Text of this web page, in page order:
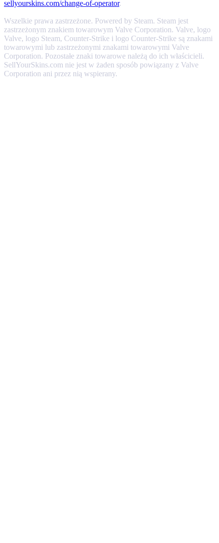
sellyourskins.com/change-of-operator.
Wszelkie prawa zastrzeżone. Powered by Steam. Steam jest
zastrzeżonym znakiem towarowym Valve Corporation. Valve, logo
Valve, logo Steam, Counter-Strike i logo Counter-Strike są znakami
towarowymi lub zastrzeżonymi znakami towarowymi Valve
Corporation. Pozostałe znaki towarowe należą do ich właścicieli.
SellYourSkins.com nie jest w żaden sposób powiązany z Valve
Corporation ani przez nią wspierany.